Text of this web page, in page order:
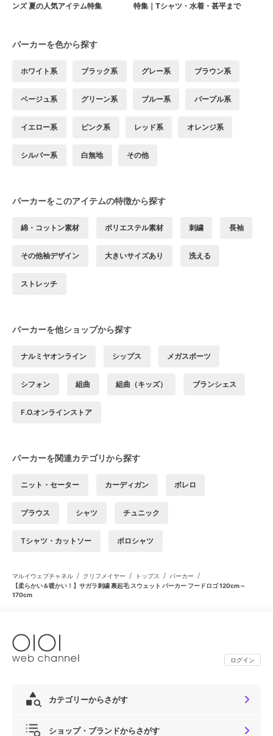
ンズ 夏の人気アイテム特集
特集｜Tシャツ・水着・甚平まで
パーカーを色から探す
ホワイト系 ブラック系 グレー系 ブラウン系
ベージュ系 グリーン系 ブルー系 パープル系
イエロー系 ピンク系 レッド系 オレンジ系
シルバー系 白無地 その他
パーカーをこのアイテムの特徴から探す
綿・コットン素材 ポリエステル素材 刺繍 長袖
その他袖デザイン 大きいサイズあり 洗える
ストレッチ
パーカーを他ショップから探す
ナルミヤオンライン シップス メガスポーツ
シフォン 組曲 組曲（キッズ） ブランシェス
F.O.オンラインストア
パーカーを関連カテゴリから探す
ニット・セーター カーディガン ボレロ
ブラウス シャツ チュニック
Tシャツ・カットソー ポロシャツ
マルイウェブチャネル / クリフメイヤー / トップス / パーカー /
【柔らかい＆暖かい！】サガラ刺繍 裏起毛 スウェット パーカー フードロゴ 120cm～
170cm
ログイン
カテゴリーからさがす
ショップ・ブランドからさがす